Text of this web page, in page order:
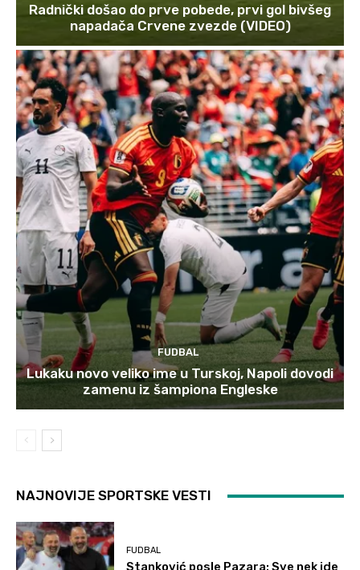
Radnički došao do prve pobede, prvi gol bivšeg
napadača Crvene zvezde (VIDEO)
FUDBAL
Lukaku novo veliko ime u Turskoj, Napoli dovodi
zamenu iz šampiona Engleske
NAJNOVIJE SPORTSKE VESTI
FUDBAL
Stanković posle Pazara: Sve nek ide